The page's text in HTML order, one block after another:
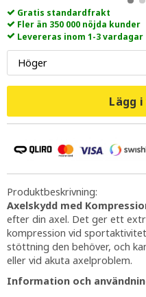
Gratis standardfrakt
Fler än 350 000 nöjda kunder
Levereras inom 1-3 vardagar
Lägg
Produktbeskrivning:
Axelskydd med
efter din axel. Det ger ett
kompression vid
stöttning den behöver, och
eller vid akuta axelproblem.
Information och